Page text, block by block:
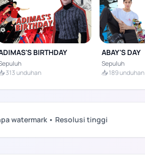
BIRTHDAY
313 unduhan
ABAY'S DAY
Sepuluh
📥 189 unduhan
watermark • Resolusi tinggi